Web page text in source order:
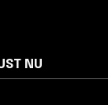
NU